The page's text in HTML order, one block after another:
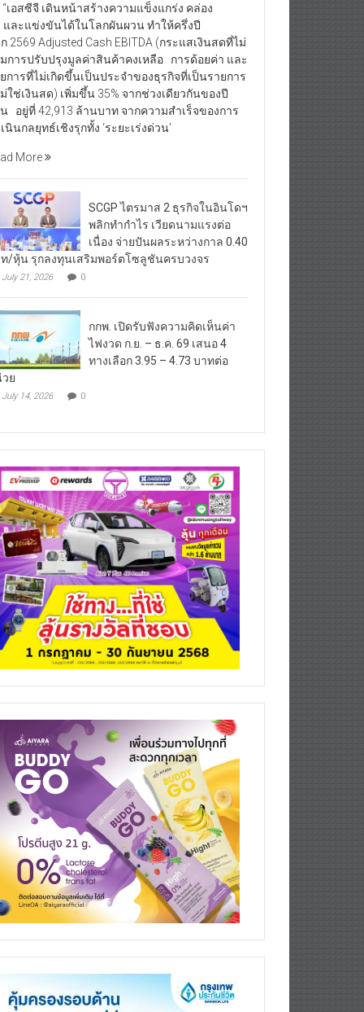
“เอสซีจี เดินหน้าสร้างความแข็งแกร่ง คล่อง
และแข่งขันได้ในโลกผันผวน ทำให้ครึ่งปี
2569 Adjusted Cash EBITDA (กระแสเงินสดที่ไม่
การปรับปรุงมูลค่าสินค้าคงเหลือ การด้อยค่า และ
การที่ไม่เกิดขึ้นเป็นประจำของธุรกิจที่เป็นรายการ
ใช่เงินสด) เพิ่มขึ้น 35% จากช่วงเดียวกันของปี
อยู่ที่ 42,913 ล้านบาท จากความสำเร็จของการ
นินกลยุทธ์เชิงรุกทั้ง ‘ระยะเร่งด่วน’
More
SCGP ไตรมาส 2 ธุรกิจในอินโดฯ
พลิกทำกำไร เวียดนามแรงต่อ
เนื่อง จ่ายปันผลระหว่างกาล 0.40
/หุ้น รุกลงทุนเสริมพอร์ตโซลูชันครบวงจร
July 21, 2026 0
กกพ. เปิดรับฟังความคิดเห็นค่า
ไฟงวด ก.ย. – ธ.ค. 69 เสนอ 4
ทางเลือก 3.95 – 4.73 บาทต่อ
ย
July 14, 2026 0